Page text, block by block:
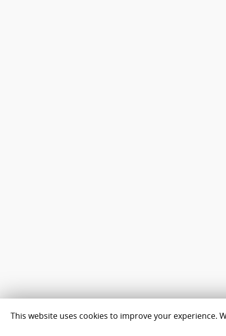
This website uses cookies to improve your experience.